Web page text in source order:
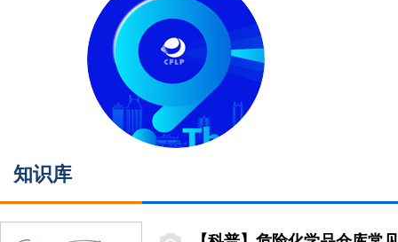
知识库